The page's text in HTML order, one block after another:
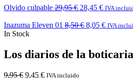
Olvido culpable 29,95€ 28,45 € IVA
Inazuma Eleven 01 8,50€ 8,05 € IVA
In Stock
Los diarios de la
9,95€ 9,45 € IVA incluido